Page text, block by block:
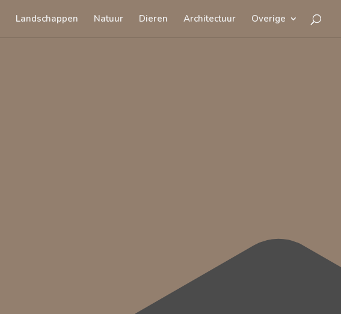
Landschappen Natuur Dieren Architectuur Overige